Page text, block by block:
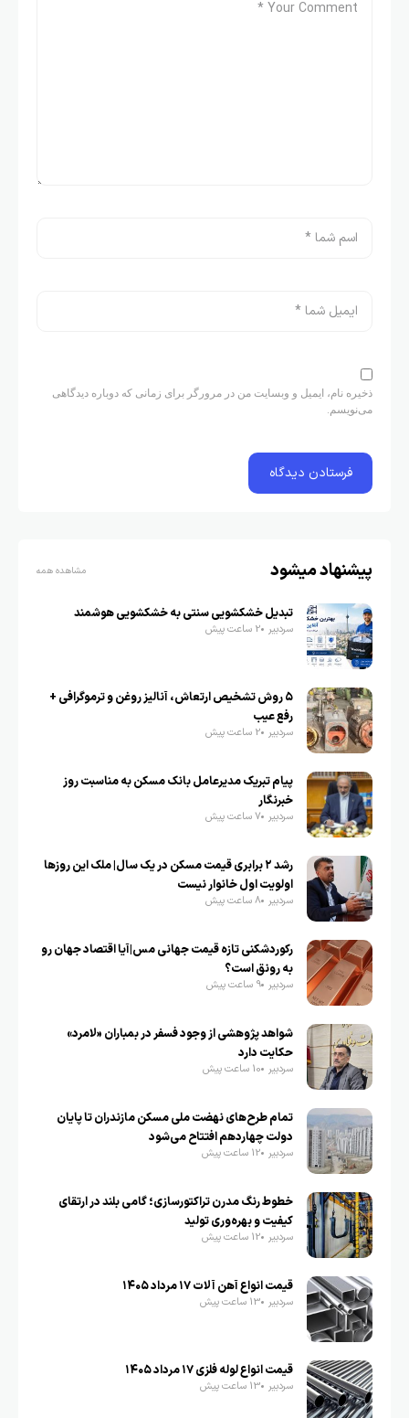
ذخیره نام، ایمیل و وبسایت من در مرورگر برای زمانی که دوباره دیدگاهی
می‌نویسم.
پیشنهاد میشود مشاهده همه
تبدیل خشکشویی سنتی به خشکشویی هوشمند
سردبیر 2 ساعت پیش
۵ روش تشخیص ارتعاش، آنالیز روغن و ترموگرافی +
رفع عیب
سردبیر 2 ساعت پیش
پیام تبریک مدیرعامل بانک مسکن به مناسبت روز
خبرنگار
سردبیر 7 ساعت پیش
رشد ۲ برابری قیمت مسکن در یک سال| ملک این روزها
اولویت اول خانوار نیست
سردبیر 8 ساعت پیش
رکوردشکنی تازه قیمت جهانی مس|آیا اقتصاد جهان رو
به رونق است؟
سردبیر 9 ساعت پیش
شواهد پژوهشی از وجود فسفر در بمباران «لامرد»
حکایت دارد
سردبیر 10 ساعت پیش
تمام طرح‌های نهضت ملی مسکن مازندران تا پایان
دولت چهاردهم افتتاح می‌شود
سردبیر 12 ساعت پیش
خطوط رنگ مدرن تراکتورسازی؛ گامی بلند در ارتقای
کیفیت و بهره‌وری تولید
سردبیر 12 ساعت پیش
قیمت انواع آهن آلات ۱۷ مرداد ۱۴۰۵
سردبیر 13 ساعت پیش
قیمت انواع لوله فلزی ۱۷ مرداد ۱۴۰۵
سردبیر 13 ساعت پیش